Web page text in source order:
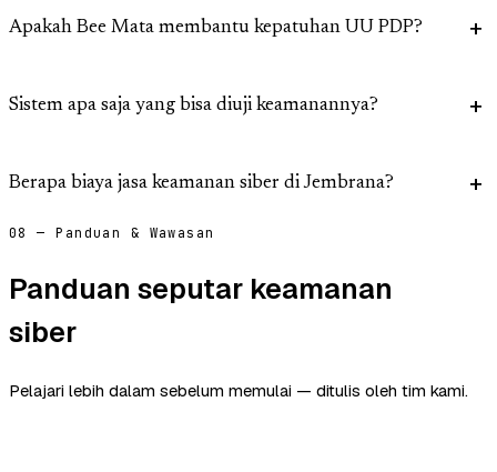
Apakah Bee Mata membantu kepatuhan UU PDP?
Sistem apa saja yang bisa diuji keamanannya?
Berapa biaya jasa keamanan siber di Jembrana?
08 — Panduan & Wawasan
Panduan seputar keamanan
siber
Pelajari lebih dalam sebelum memulai — ditulis oleh tim kami.